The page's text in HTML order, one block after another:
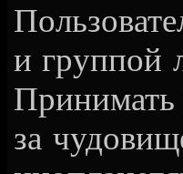
и группой
Принимать
за